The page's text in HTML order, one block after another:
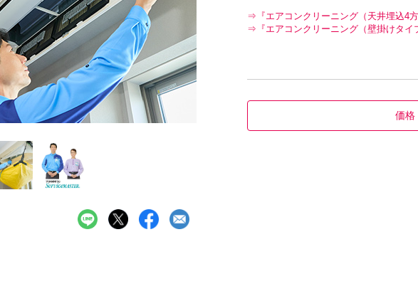
⇒『エアコンクリーニング（天井埋込4
⇒『エアコンクリーニング（壁掛けタイ
価格